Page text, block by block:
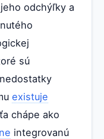
odchýľky a
sú
existuje
chápe ako
integrovanú